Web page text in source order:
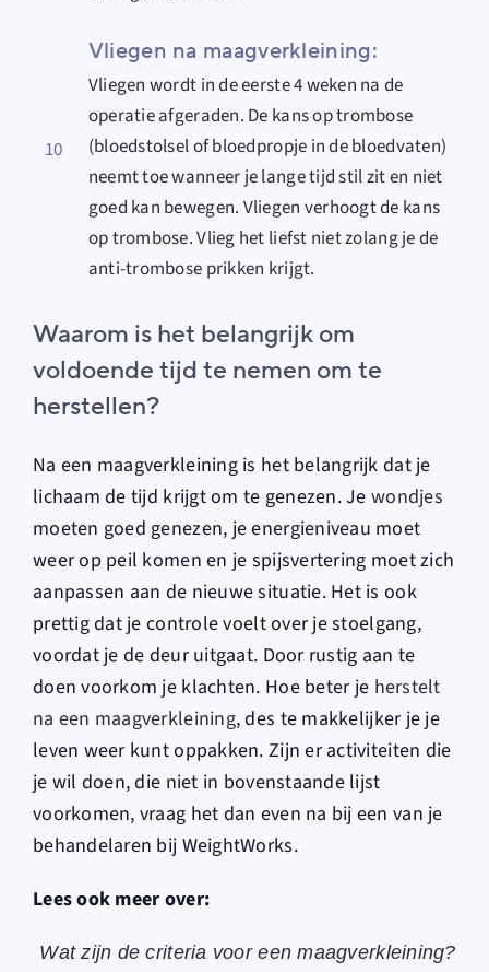
10
Vliegen na maagverkleining:
Vliegen wordt in de eerste 4 weken na de
operatie afgeraden. De kans op trombose
(bloedstolsel of bloedpropje in de bloedvaten)
neemt toe wanneer je lange tijd stil zit en niet
goed kan bewegen. Vliegen verhoogt de kans
op trombose. Vlieg het liefst niet zolang je de
anti-trombose prikken krijgt.
Waarom is het belangrijk om
voldoende tijd te nemen om te
herstellen?
Na een maagverkleining is het belangrijk dat je
lichaam de tijd krijgt om te genezen. Jewondjes
moeten goed genezen, je energieniveau moet
weer op peil komen en je spijsvertering moet zich
aanpassen aan de nieuwe situatie. Het is ook
prettig dat je controle voelt over je stoelgang,
voordat je de deur uitgaat. Door rustig aan te
doen voorkom je klachten. Hoe beter je herstelt
na een maagverkleining, des te makkelijker je je
leven weer kunt oppakken. Zijn er activiteiten die
je wil doen, die niet in bovenstaande lijst
voorkomen, vraag het dan even na bij een van je
behandelaren bij WeightWorks.
Lees ook meer over:
Wat zijn de criteria voor een maagverkleining?